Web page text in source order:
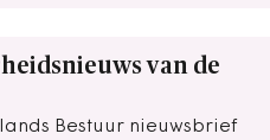
van de
Bestuur nieuwsbrief